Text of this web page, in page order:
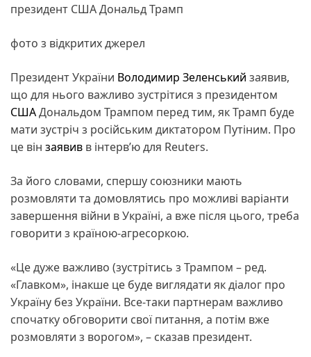
президент США Дональд Трамп
фото з відкритих джерел
Президент України Володимир Зеленський заявив,
що для нього важливо зустрітися з президентом
СШАДональдом Трампом перед тим, як Трамп буде
мати зустріч з російським диктатором Путіним. Про
це він заявив в інтерв’ю для Reuters.
За його словами, спершу союзники мають
розмовляти та домовлятись про можливі варіанти
завершення війни в Україні, а вже після цього, треба
говорити з країною-агресоркою.
«Це дуже важливо (зустрітись з Трампом – ред.
«Главком», інакше це буде виглядати як діалог про
Україну без України. Все-таки партнерам важливо
спочатку обговорити свої питання, а потім вже
розмовляти з ворогом», – сказав президент.